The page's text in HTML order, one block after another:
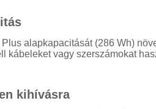
alapkapacitását (286 Wh)
kábeleket vagy szerszámokat
kihívásra